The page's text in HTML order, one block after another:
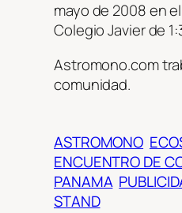
mayo de 2008 en
Colegio Javier de
Astromono.com
comunidad.
ASTROMONO
ENCUENTRO DE
PANAMA
STAND